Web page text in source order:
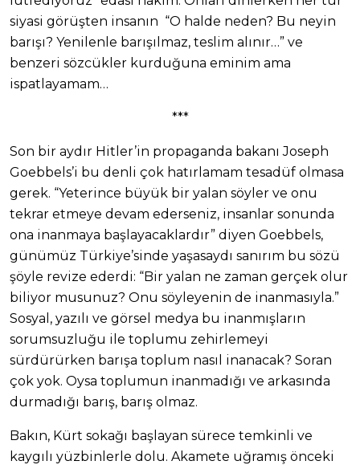
siyasi görüşten insanın “O halde neden? Bu neyin
barışı? Yenilenle barışılmaz, teslim alınır…” ve
benzeri sözcükler kurduğuna eminim ama
ispatlayamam…
***
Son bir aydır Hitler’in propaganda bakanı Joseph
Goebbels’i bu denli çok hatırlamam tesadüf olmasa
gerek. “Yeterince büyük bir yalan söyler ve onu
tekrar etmeye devam ederseniz, insanlar sonunda
ona inanmaya başlayacaklardır” diyen Goebbels,
günümüz Türkiye’sinde yaşasaydı sanırım bu sözü
şöyle revize ederdi: “Bir yalan ne zaman gerçek olur
biliyor musunuz? Onu söyleyenin de inanmasıyla.”
Sosyal, yazılı ve görsel medya bu inanmışların
sorumsuzluğu ile toplumu zehirlemeyi
sürdürürken barışa toplum nasıl inanacak? Soran
çok yok. Oysa toplumun inanmadığı ve arkasında
durmadığı barış, barış olmaz.
Bakın, Kürt sokağı başlayan sürece temkinli ve
kaygılı yüzbinlerle dolu. Akamete uğramış önceki